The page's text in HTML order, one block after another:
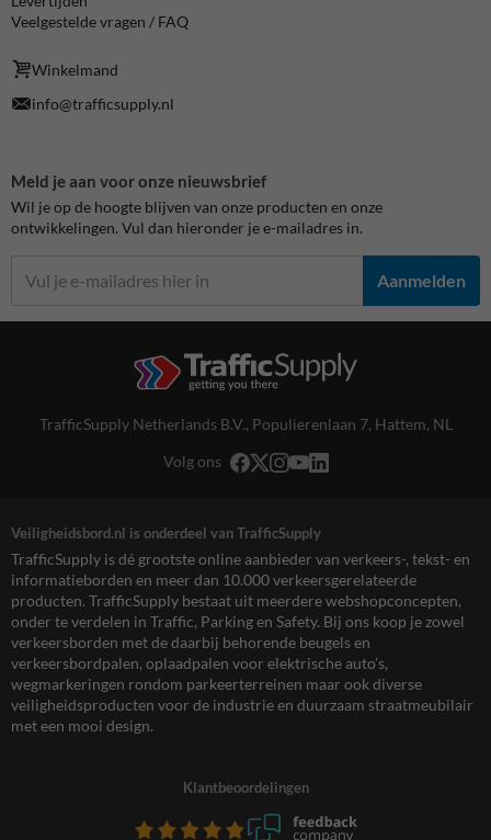
Veelgestelde vragen / FAQ
Winkelmand
info@trafficsupply.nl
Meld je aan voor onze nieuwsbrief
Wil je op de hoogte blijven van onze producten en onze
ontwikkelingen. Vul dan hieronder je e-mailadres in.
Aanmelden
TrafficSupply Netherlands B.V., Populierenlaan 7, Hattem, NL
Volg ons
Veiligheidsbord.nl is onderdeel van TrafficSupply
TrafficSupply is dé grootste online aanbieder van verkeers-, tekst- en
informatieborden en meer dan 10.000 verkeersgerelateerde
producten. TrafficSupply bestaat uit meerdere webshopconcepten,
onder te verdelen in Traffic, Parking en Safety. Bij ons koop je zowel
verkeersborden met de daarbij behorende beugels en
verkeersbordpalen, oplaadpalen voor elektrische auto’s,
wegmarkeringen rondom parkeerterreinen maar ook diverse
veiligheidsproducten voor de industrie en duurzaam straatmeubilair
met een mooi design.
Klantbeoordelingen